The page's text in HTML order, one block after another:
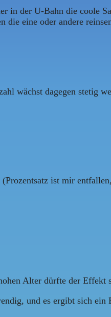
in der U-Bahn die coole
die eine oder andere
wächst dagegen stetig
ist mir
Alter dürfte der Effekt
und es ergibt sich ein